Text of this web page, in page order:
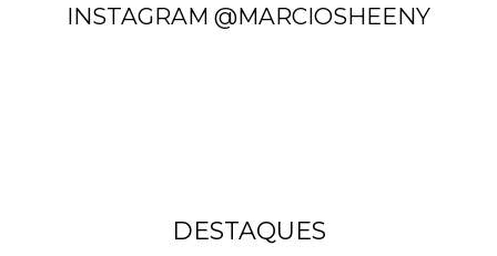
INSTAGRAM @MARCIOSHEENY
DESTAQUES